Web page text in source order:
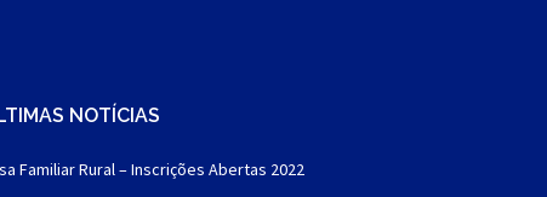
NOTÍCIAS
Familiar Rural – Inscrições Abertas 2022